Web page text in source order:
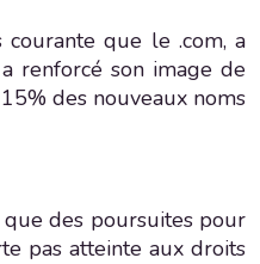
courante que le .com, a
renforcé son image de
des nouveaux noms
des poursuites pour
pas atteinte aux droits